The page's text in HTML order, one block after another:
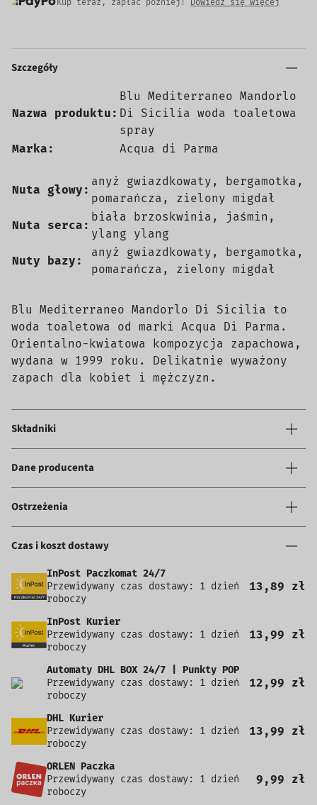
Szczegóły
Nazwa produktu:
Blu Mediterraneo Mandorlo
Di Sicilia woda toaletowa
spray
Marka:
Acqua di Parma
Nuta głowy:
anyż gwiazdkowaty, bergamotka,
pomarańcza, zielony migdał
Nuta serca:
biała brzoskwinia, jaśmin,
ylang ylang
Nuty bazy:
anyż gwiazdkowaty, bergamotka,
pomarańcza, zielony migdał
Blu Mediterraneo Mandorlo Di Sicilia to
woda toaletowa od marki Acqua Di Parma.
Orientalno-kwiatowa kompozycja zapachowa,
wydana w 1999 roku. Delikatnie wyważony
zapach dla kobiet i mężczyzn.
Składniki
Dane producenta
Ostrzeżenia
Czas i koszt dostawy
InPost Paczkomat 24/7
Przewidywany czas dostawy: 1 dzień
roboczy
13,89 zł
InPost Kurier
Przewidywany czas dostawy: 1 dzień
roboczy
13,99 zł
Automaty DHL BOX 24/7 | Punkty POP
Przewidywany czas dostawy: 1 dzień
roboczy
12,99 zł
DHL Kurier
Przewidywany czas dostawy: 1 dzień
roboczy
13,99 zł
ORLEN Paczka
Przewidywany czas dostawy: 1 dzień
roboczy
9,99 zł